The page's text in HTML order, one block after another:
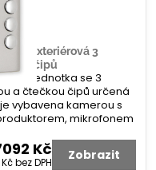
exteriérová 3
čipů
jednotka se 3
a čtečkou čipů určená
vybavena kamerou s
mikrofonem
Kč
bez DPH Zobrazit